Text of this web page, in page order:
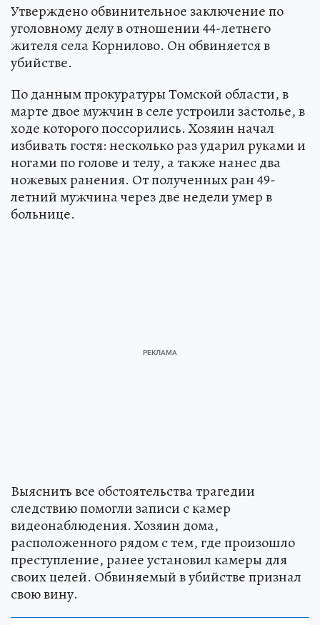
Утверждено обвинительное заключение по
уголовному делу в отношении 44-летнего
жителя села Корнилово. Он обвиняется в
убийстве.
По данным прокуратуры Томской области, в
марте двое мужчин в селе устроили застолье, в
ходе которого поссорились. Хозяин начал
избивать гостя: несколько раз ударил руками и
ногами по голове и телу, а также нанес два
ножевых ранения. От полученных ран 49-
летний мужчина через две недели умер в
больнице.
Выяснить все обстоятельства трагедии
следствию помогли записи с камер
видеонаблюдения. Хозяин дома,
расположенного рядом с тем, где произошло
преступление, ранее установил камеры для
своих целей. Обвиняемый в убийстве признал
свою вину.